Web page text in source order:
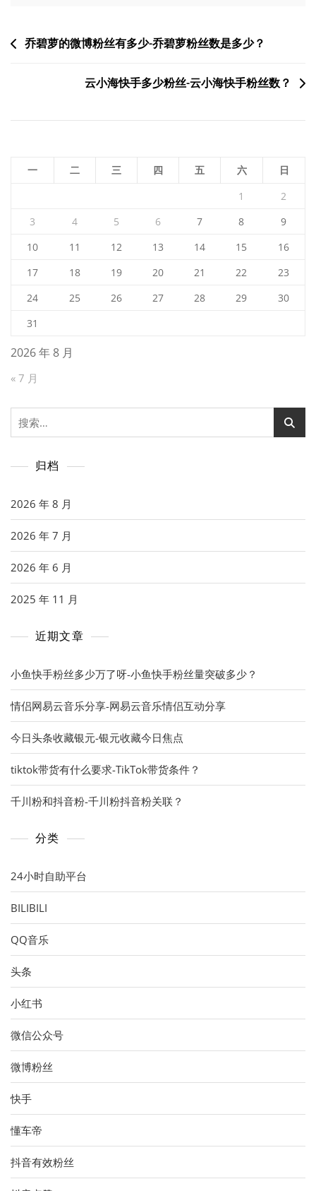
文乔碧萝的微博粉丝有多少-乔碧萝粉丝数是多少？
云小海快手多少粉丝-云小海快手粉丝数？
2026 年 8 月
一 二 三 四 五 六
日
1
2
3
4 5 6 7 8
9
10
11 12 13 14 15
16
17
18 19 20 21 22
23
24
25 26 27 28 29
30
31
« 7 月
搜
索：
归档
2026 年 8 月
2026 年 7 月
2026 年 6 月
2025 年 11 月
近期文章
小鱼快手粉丝多少万了呀-小鱼快手粉丝量突破多少？
情侣网易云音乐分享-网易云音乐情侣互动分享
今日头条收藏银元-银元收藏今日焦点
tiktok带货有什么要求-TikTok带货条件？
千川粉和抖音粉-千川粉抖音粉关联？
分类
24小时自助平台
BILIBILI
QQ音乐
头条
小红书
微信公众号
微博粉丝
快手
懂车帝
抖音有效粉丝